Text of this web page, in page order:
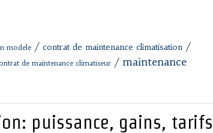
modele / contrat de maintenance climatisation /
de maintenance climatiseur / maintenance
puissance, gains, tarifs